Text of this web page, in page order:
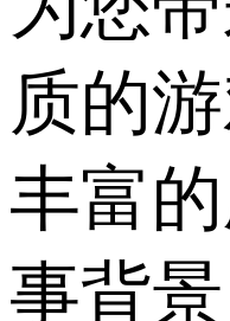
质的
丰富
事背